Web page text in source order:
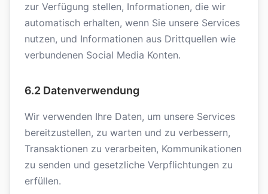
zur Verfügung stellen, Informationen, die wir
automatisch erhalten, wenn Sie unsere Services
nutzen, und Informationen aus Drittquellen wie
verbundenen Social Media Konten.
6.2 Datenverwendung
Wir verwenden Ihre Daten, um unsere Services
bereitzustellen, zu warten und zu verbessern,
Transaktionen zu verarbeiten, Kommunikationen
zu senden und gesetzliche Verpflichtungen zu
erfüllen.